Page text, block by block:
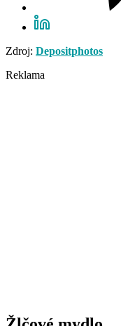
Zdroj: Depositphotos
Reklama